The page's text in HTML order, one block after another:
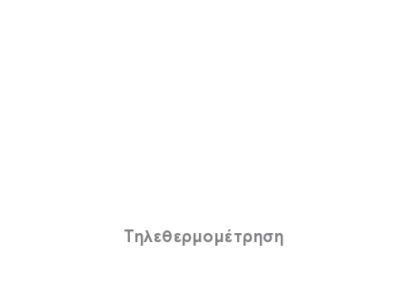
Τηλεθερμομέτρηση